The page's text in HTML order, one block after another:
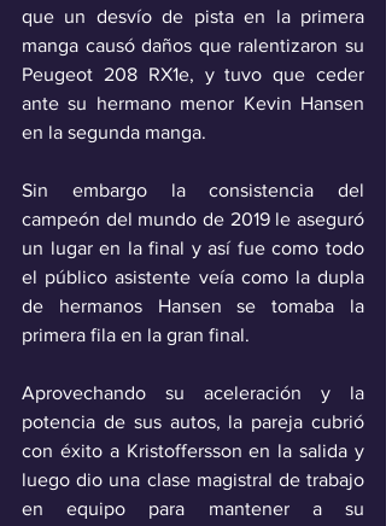
que un desvío de pista en la primera
manga causó daños que ralentizaron su
Peugeot 208 RX1e, y tuvo que ceder
ante su hermano menor Kevin Hansen
en la segunda manga.
Sin embargo la consistencia del
campeón del mundo de 2019 le aseguró
un lugar en la final y así fue como todo
el público asistente veía como la dupla
de hermanos Hansen se tomaba la
primera fila en la gran final.
Aprovechando su aceleración y la
potencia de sus autos, la pareja cubrió
con éxito a Kristoffersson en la salida y
luego dio una clase magistral de trabajo
en equipo para mantener a su